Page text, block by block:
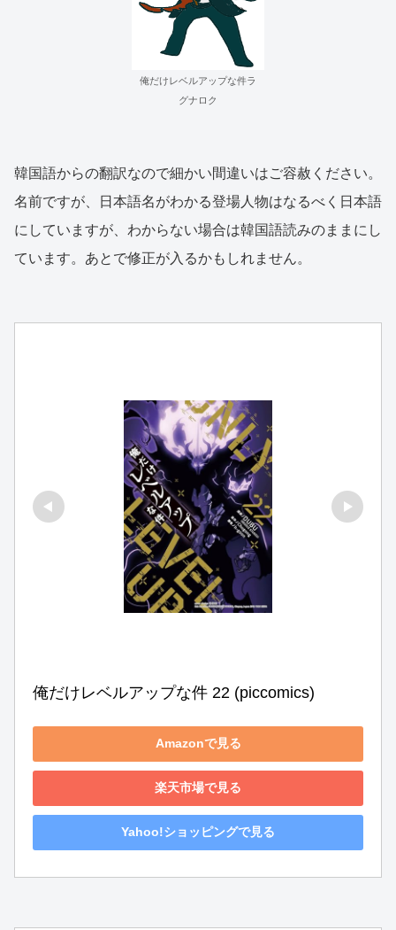
俺だけレベルアップな件ラ
グナロク
韓国語からの翻訳なので細かい間違いはご容赦ください。
名前ですが、日本語名がわかる登場人物はなるべく日本語
にしていますが、わからない場合は韓国語読みのままにし
ています。あとで修正が入るかもしれません。
俺だけレベルアップな件 22 (piccomics)
Amazonで見る
楽天市場で見る
Yahoo!ショッピングで見る